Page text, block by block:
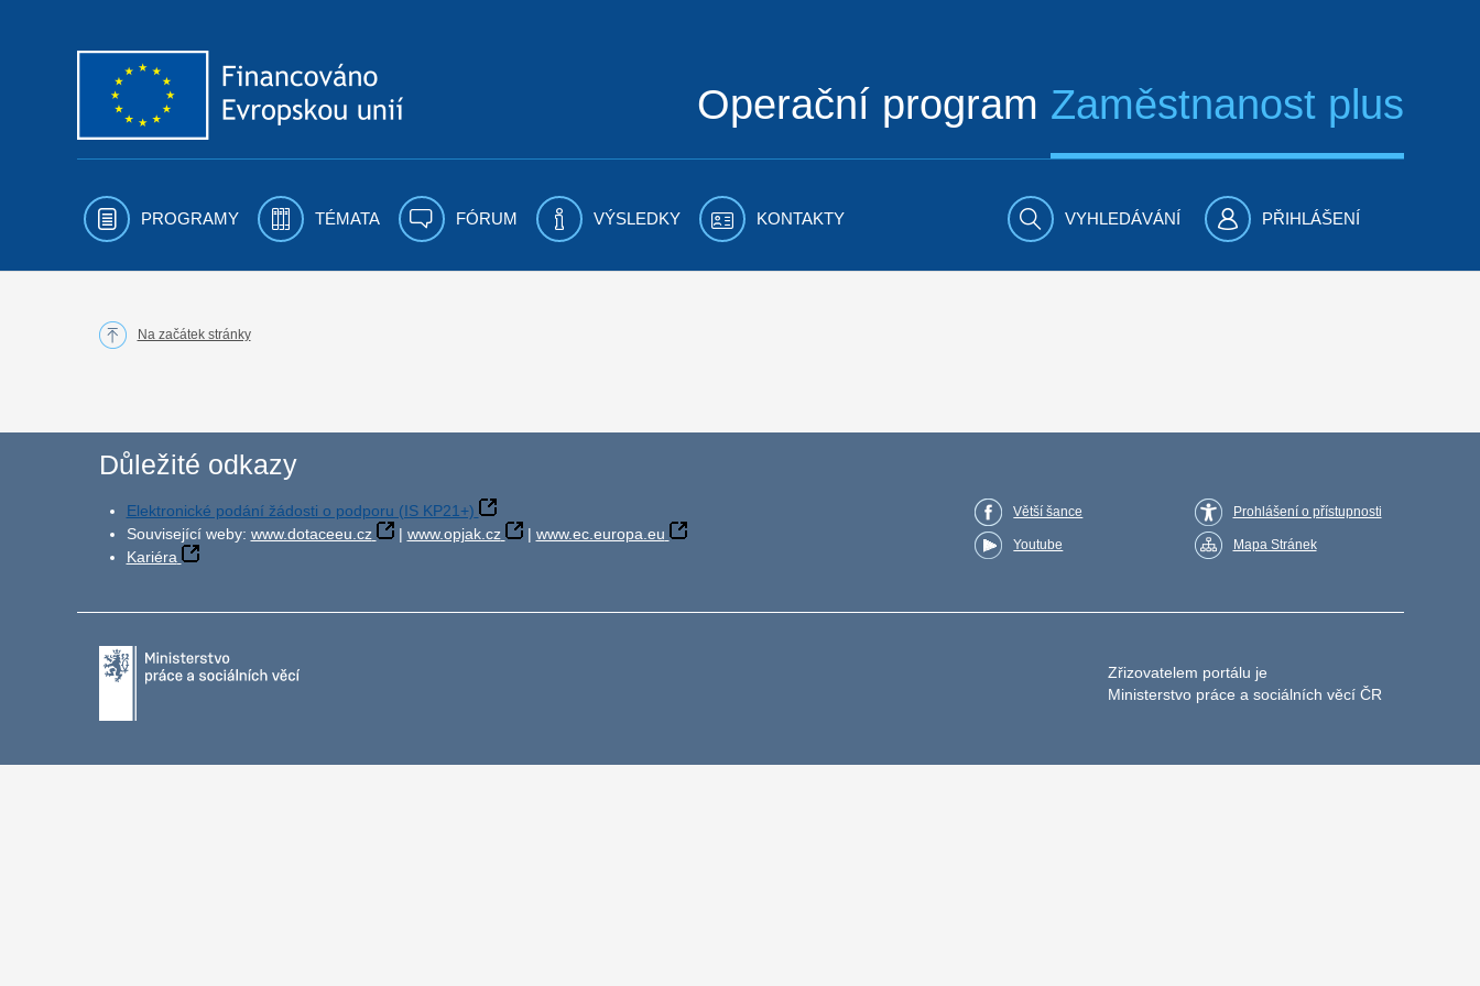
Operační program Zaměstnanost plus
PROGRAMY TÉMATA FÓRUM VÝSLEDKY KONTAKTY VYHLEDÁVÁNÍ PŘIHLÁŠENÍ
Na začátek stránky
Důležité odkazy
Elektronické podání žádosti o podporu (IS KP21+)
Související weby: www.dotaceeu.cz | www.opjak.cz | www.ec.europa.eu
Kariéra
Větší šance
Youtube
Prohlášení o přístupnosti
Mapa Stránek
Zřizovatelem portálu je
Ministerstvo práce a sociálních věcí ČR